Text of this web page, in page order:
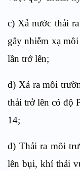
c) Xả nước thải
gây nhiễm xạ
lần trở lên;
d) Xả ra môi
thải trở lên có độ
14;
đ) Thải ra môi
lên bụi, khí thải